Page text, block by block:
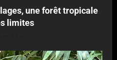
une forêt tropicale
limites